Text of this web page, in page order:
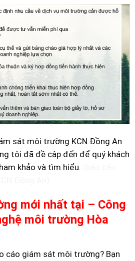
sát môi trường KCN Đồng An
tôi đã đề cập đến để quý khách
khảo và tìm hiểu.
mới nhất tại – Công
môi trường Hòa
cáo giám sát môi trường? Bạn